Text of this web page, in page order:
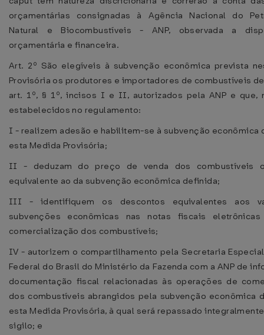
orçamentárias consignadas à Agência Nacional do
Natural e Biocombustíveis - ANP, observada a
orçamentária e financeira.
Art. 2º São elegíveis à subvenção econômica prevista
Provisória os produtores e importadores de combustíveis
art. 1º, § 1º, incisos I e II, autorizados pela ANP e que,
estabelecidos no regulamento:
I - realizem adesão e habilitem-se à subvenção econômica
esta Medida Provisória;
II - deduzam do preço de venda dos combustíveis
equivalente ao da subvenção econômica definida;
III - identifiquem os descontos equivalentes aos
subvenções econômicas nas notas fiscais
comercialização dos combustíveis;
IV - autorizem o compartilhamento pela Secretaria
Federal do Brasil do Ministério da Fazenda com a ANP de
documentação fiscal relacionadas às operações de
dos combustíveis abrangidos pela subvenção econômica
esta Medida Provisória, à qual será repassado
sigilo; e